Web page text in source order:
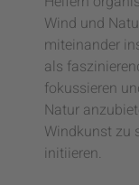
Wind und
miteinander
als
fokussieren
Natur
Windkunst zu
initiieren.